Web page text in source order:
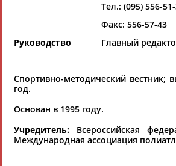
Региональные спортивные
СВОДНЫЕ ИНДЕКСЫ
ТАБЛО АКТИВНОСТИ
РЕСУРСНАЯ ПЛОЩАДКА
Региональные
Тел.: (095) 556-
Факс: 556-57-43
Руководство
Главный
Спортивно-методический вестник;
год.
Основан в 1995 году.
Учредитель: Всероссийская
Международная ассоциация